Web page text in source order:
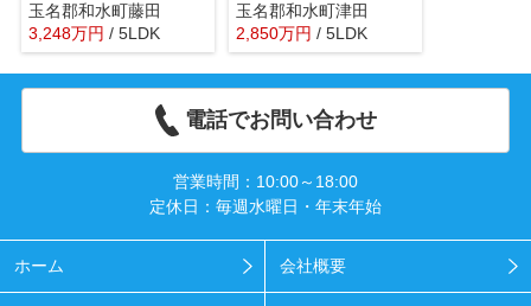
玉名郡和水町藤田
3,248万円 / 5LDK
玉名郡和水町津田
2,850万円 / 5LDK
電話でお問い合わせ
営業時間：10:00～18:00
定休日：毎週水曜日・年末年始
ホーム 会社概要